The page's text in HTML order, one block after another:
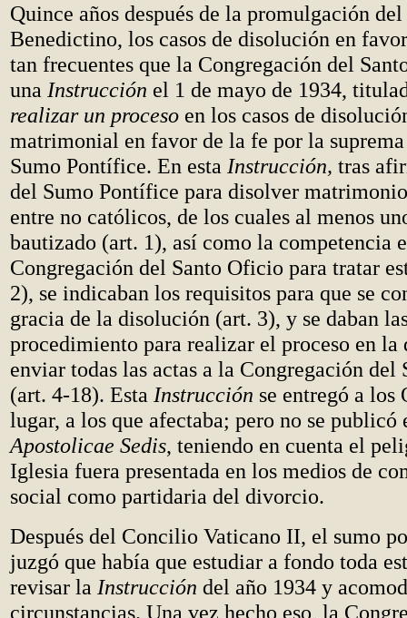
Quince años después de la promulgación
Benedictino, los casos de disolución en
tan frecuentes que la Congregación del
una Instrucción el 1 de mayo de 1934,
realizar un proceso en los casos de
matrimonial en favor de la fe por la
Sumo Pontífice. En esta Instrucción, tras
del Sumo Pontífice para disolver
entre no católicos, de los cuales al menos
bautizado (art. 1), así como la competencia
Congregación del Santo Oficio para tratar
2), se indicaban los requisitos para que se
gracia de la disolución (art. 3), y se daban
procedimiento para realizar el proceso en la
enviar todas las actas a la Congregación del
(art. 4-18). Esta Instrucción se entregó a los
lugar, a los que afectaba; pero no se publicó
Apostolicae Sedis, teniendo en cuenta el
Iglesia fuera presentada en los medios de
social como partidaria del divorcio.
Después del Concilio Vaticano II, el sumo
juzgó que había que estudiar a fondo toda
revisar la Instrucción del año 1934 y
circunstancias. Una vez hecho eso, la